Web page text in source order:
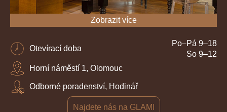
Zobrazit více
Otevírací doba
Po–Pá 9–18
So 9–12
Horní náměstí 1, Olomouc
Odborné poradenství, Hodinář
Najdete nás na GLAMI